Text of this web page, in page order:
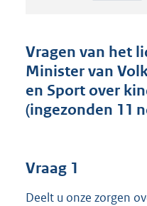
Vragen van het
Minister van
en Sport over
(ingezonden 11
Vraag 1
Deelt u onze zorgen